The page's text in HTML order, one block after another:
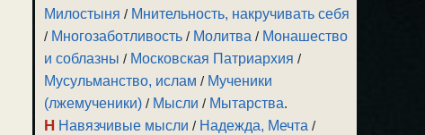
Милостыня / Мнительность, накручивать себя
/ Многозаботливость / Молитва / Монашество
и соблазны / Московская Патриархия /
Мусульманство, ислам / Мученики
(лжемученики) / Мысли / Мытарства.
Н Навязчивые мысли / Надежда, Мечта /